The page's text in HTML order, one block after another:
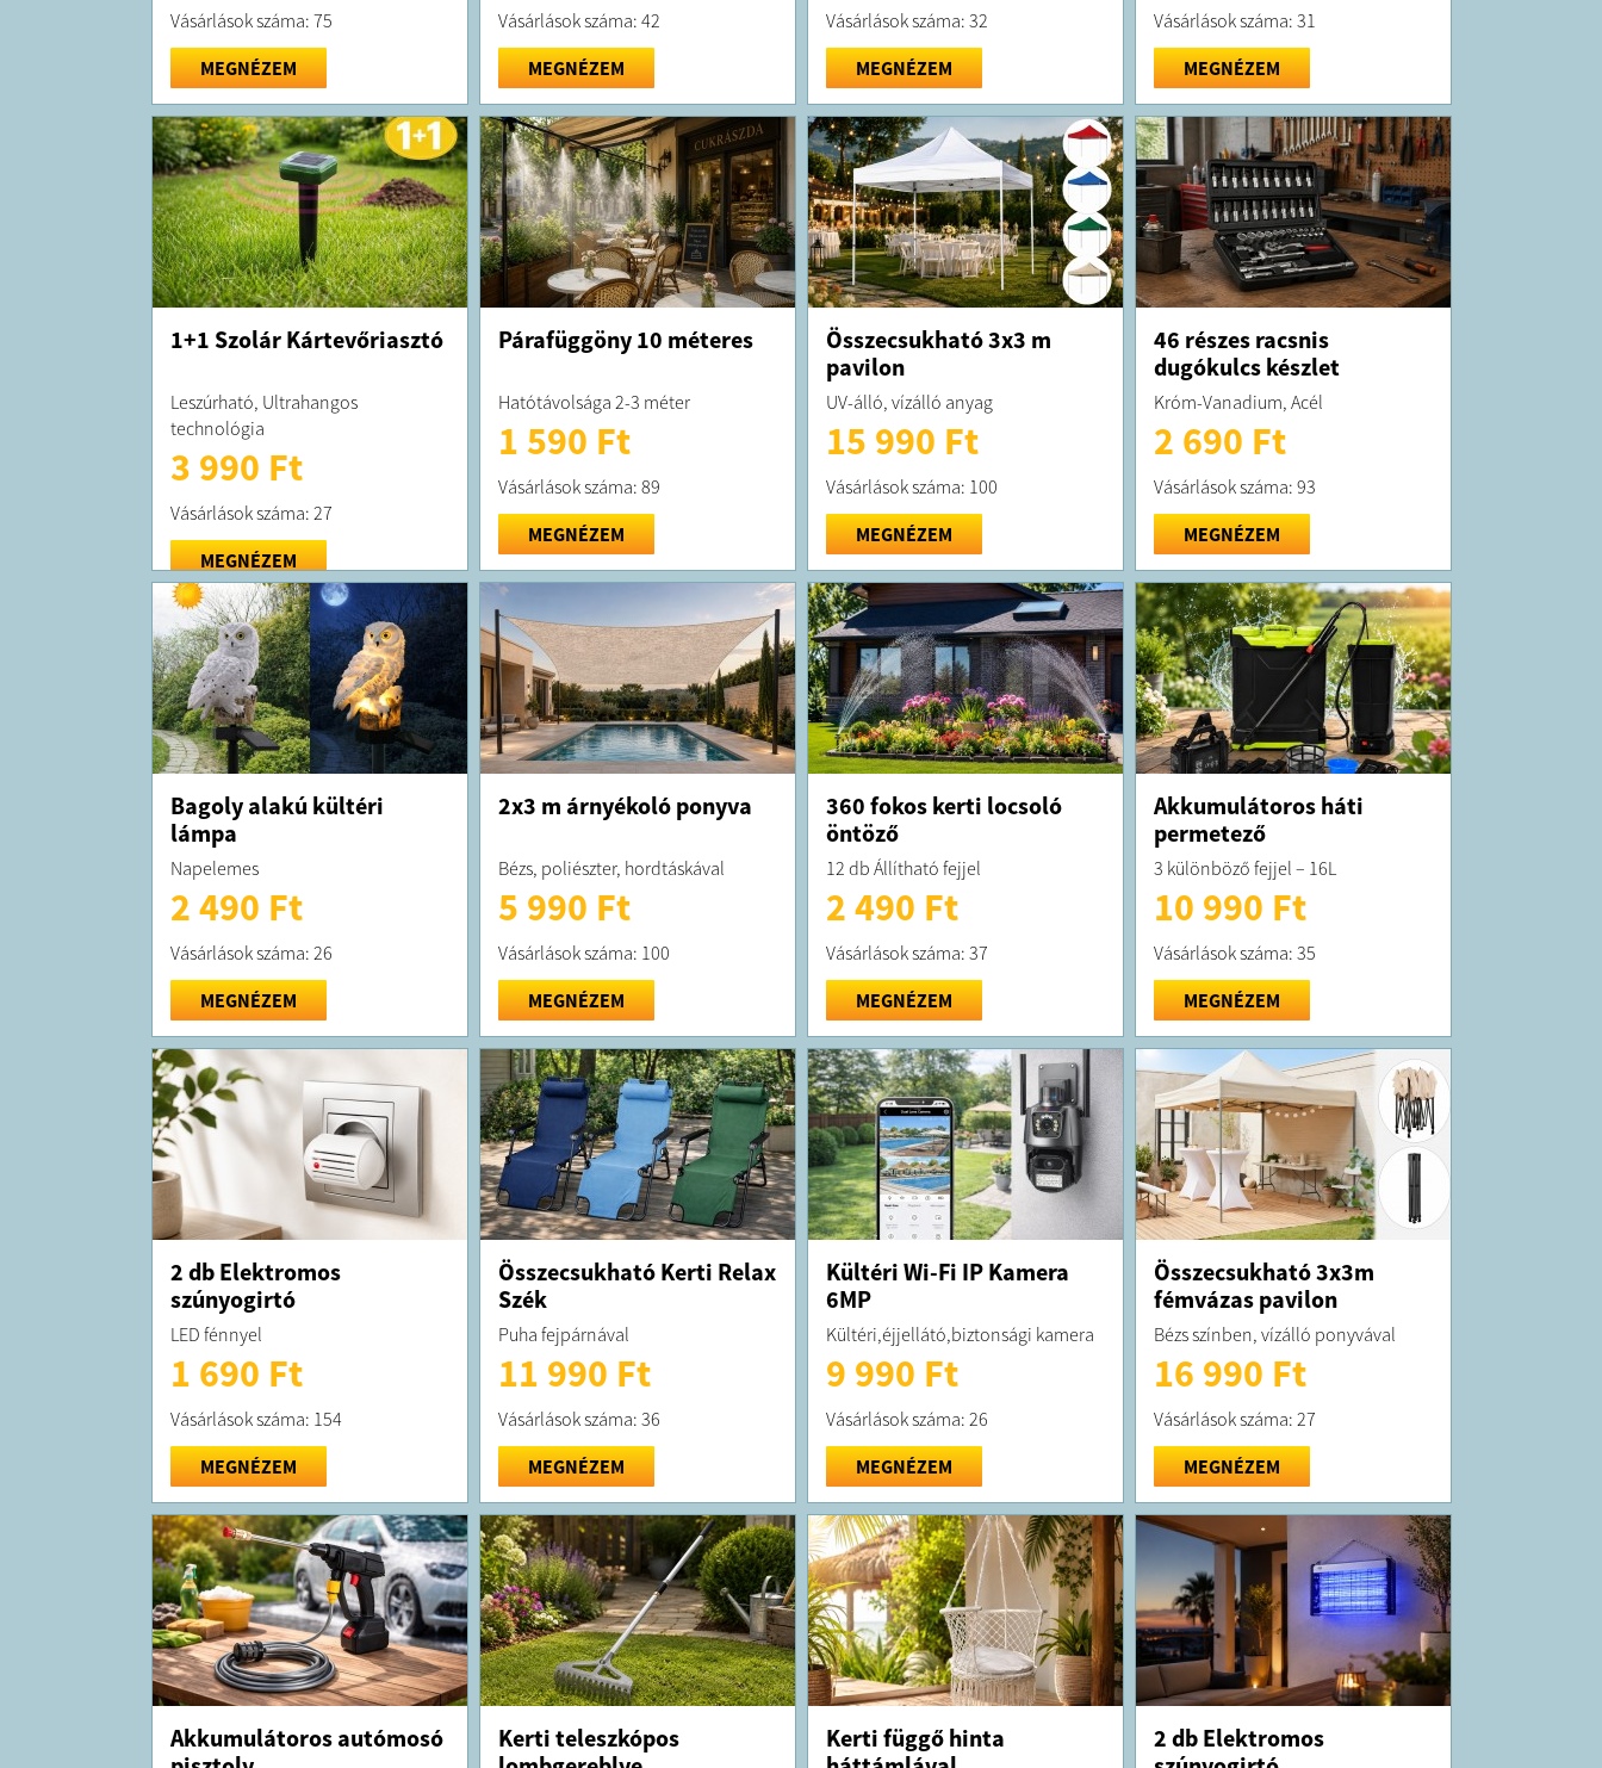
Vásárlások száma: 75
MEGNÉZEM
Vásárlások száma: 42
MEGNÉZEM
Vásárlások száma: 32
MEGNÉZEM
Vásárlások száma: 31
MEGNÉZEM
1+1 Szolár Kártevőriasztó
Leszúrható, Ultrahangos
technológia
3 990 Ft
Vásárlások száma: 27
MEGNÉZEM
Párafüggöny 10 méteres
Hatótávolsága 2-3 méter
1 590 Ft
Vásárlások száma: 89
MEGNÉZEM
Összecsukható 3x3 m
pavilon
UV-álló, vízálló anyag
15 990 Ft
Vásárlások száma: 100
MEGNÉZEM
46 részes racsnis
dugókulcs készlet
Króm-Vanadium, Acél
2 690 Ft
Vásárlások száma: 93
MEGNÉZEM
Bagoly alakú kültéri
lámpa
Napelemes
2 490 Ft
Vásárlások száma: 26
MEGNÉZEM
2x3 m árnyékoló ponyva
Bézs, poliészter, hordtáskával
5 990 Ft
Vásárlások száma: 100
MEGNÉZEM
360 fokos kerti locsoló
öntöző
12 db Állítható fejjel
2 490 Ft
Vásárlások száma: 37
MEGNÉZEM
Akkumulátoros háti
permetező
3 különböző fejjel – 16L
10 990 Ft
Vásárlások száma: 35
MEGNÉZEM
2 db Elektromos
szúnyogirtó
LED fénnyel
1 690 Ft
Vásárlások száma: 154
MEGNÉZEM
Összecsukható Kerti Relax
Szék
Puha fejpárnával
11 990 Ft
Vásárlások száma: 36
MEGNÉZEM
Kültéri Wi-Fi IP Kamera
6MP
Kültéri,éjjellátó,biztonsági kamera
9 990 Ft
Vásárlások száma: 26
MEGNÉZEM
Összecsukható 3x3m
fémvázas pavilon
Bézs színben, vízálló ponyvával
16 990 Ft
Vásárlások száma: 27
MEGNÉZEM
Akkumulátoros autómosó
Kerti teleszkópos
Kerti függő hinta
2 db Elektromos